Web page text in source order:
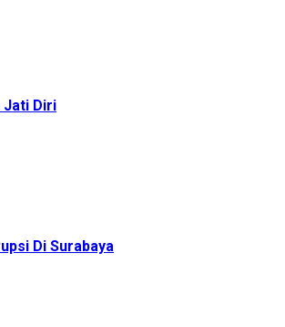
Jati Diri
Di Surabaya